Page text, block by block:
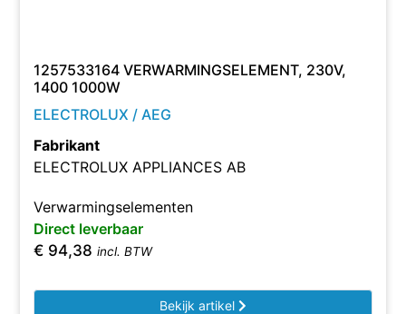
1257533164 VERWARMINGSELEMENT, 230V,
1400 1000W
ELECTROLUX / AEG
Fabrikant
ELECTROLUX APPLIANCES AB
Verwarmingselementen
Direct leverbaar
€ 94,38 incl. BTW
Bekijk artikel